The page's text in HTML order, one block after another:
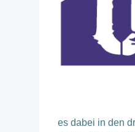
es dabei in den